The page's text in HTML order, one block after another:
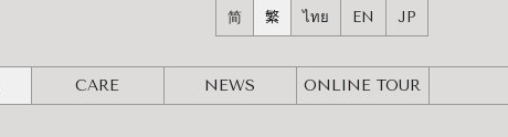
简 繁 ไทย EN JP
CARE NEWS ONLINE TOUR